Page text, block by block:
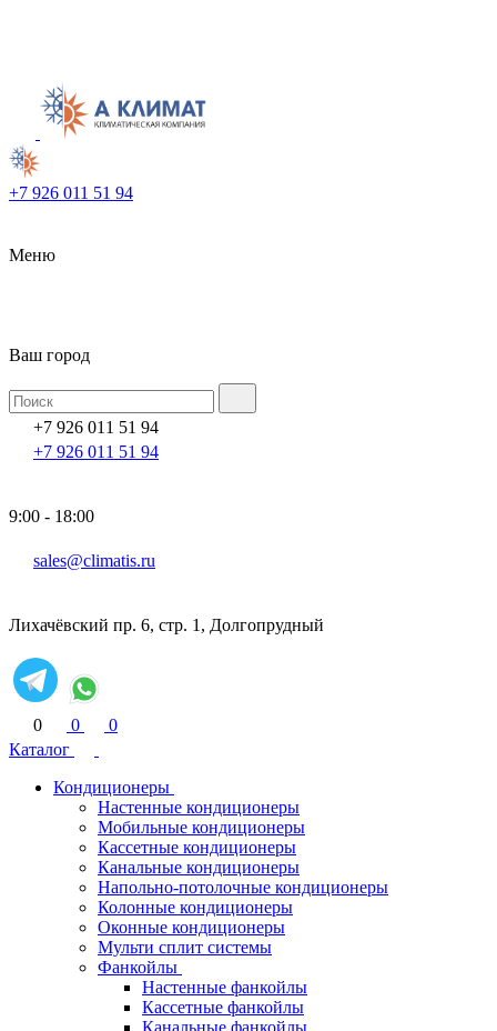
+7 926 011 51 94
Меню
Ваш город
+7 926 011 51 94
+7 926 011 51 94
9:00 - 18:00
sales@climatis.ru
Лихачёвский пр. 6, стр. 1, Долгопрудный
0 0
0
Каталог
Кондиционеры
Настенные кондиционеры
Мобильные кондиционеры
Кассетные кондиционеры
Канальные кондиционеры
Напольно-потолочные кондиционеры
Колонные кондиционеры
Оконные кондиционеры
Мульти сплит системы
Фанкойлы
Настенные фанкойлы
Кассетные фанкойлы
Канальные фанкойлы